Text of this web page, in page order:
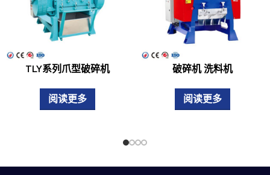
TLY系列爪型破碎机
阅读更多
破碎机 洗料机
阅读更多